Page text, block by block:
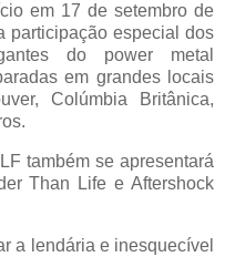
em 17 de setembro de
participação especial dos
do power metal
em grandes locais
Colúmbia Britânica,
também se apresentará
Than Life e Aftershock
a lendária e inesquecível